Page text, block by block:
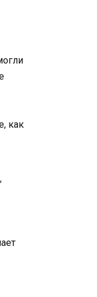
как